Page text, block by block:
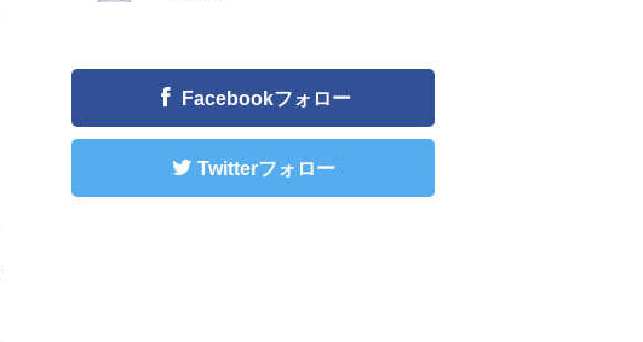
Facebookフォロー
Twitterフォロー